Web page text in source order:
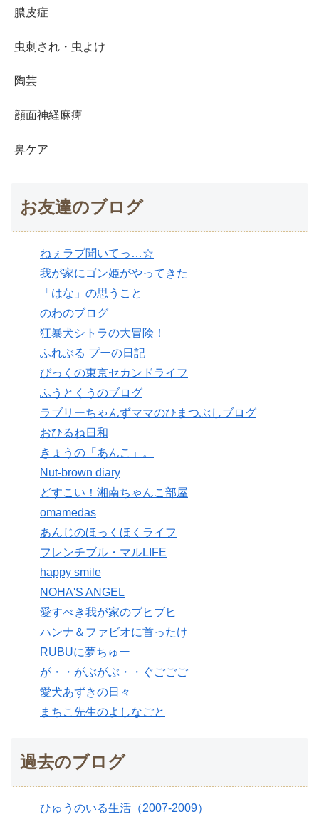
膿皮症
虫刺され・虫よけ
陶芸
顔面神経麻痺
鼻ケア
お友達のブログ
ねぇラブ聞いてっ…☆
我が家にゴン姫がやってきた
「はな」の思うこと
のわのブログ
狂暴犬シトラの大冒険！
ふれぶる プーの日記
びっくの東京セカンドライフ
ふうとくうのブログ
ラブリーちゃんずママのひまつぶしブログ
おひるね日和
きょうの「あんこ」。
Nut-brown diary
どすこい！湘南ちゃんこ部屋
omamedas
あんじのほっくほくライフ
フレンチブル・マルLIFE
happy smile
NOHA'S ANGEL
愛すべき我が家のブヒブヒ
ハンナ＆ファビオに首ったけ
RUBUに夢ちゅー
が・・がぶがぶ・・ぐごごご
愛犬あずきの日々
まちこ先生のよしなごと
過去のブログ
ひゅうのいる生活（2007-2009）